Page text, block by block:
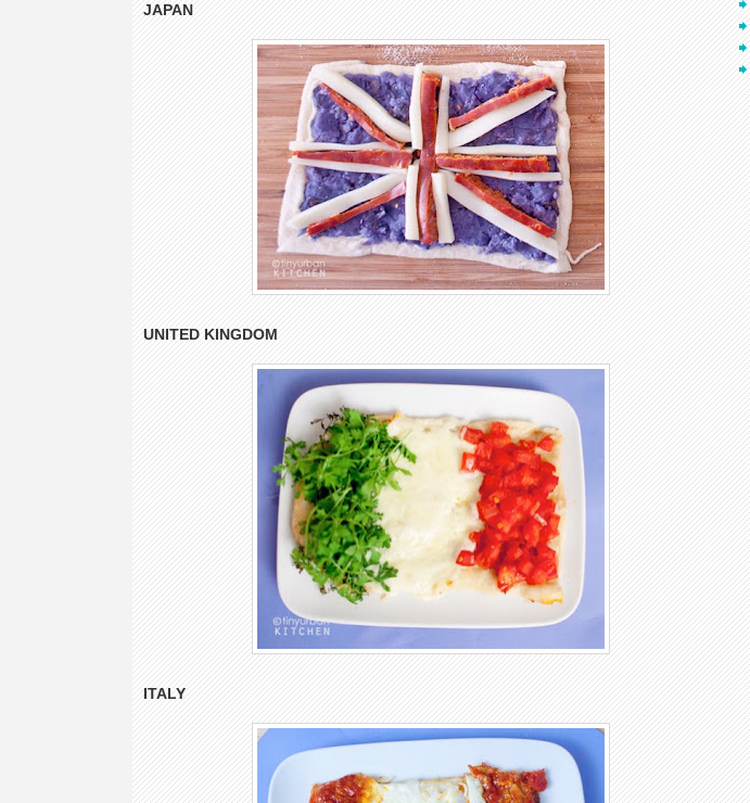
JAPAN
UNITED KINGDOM
ITALY